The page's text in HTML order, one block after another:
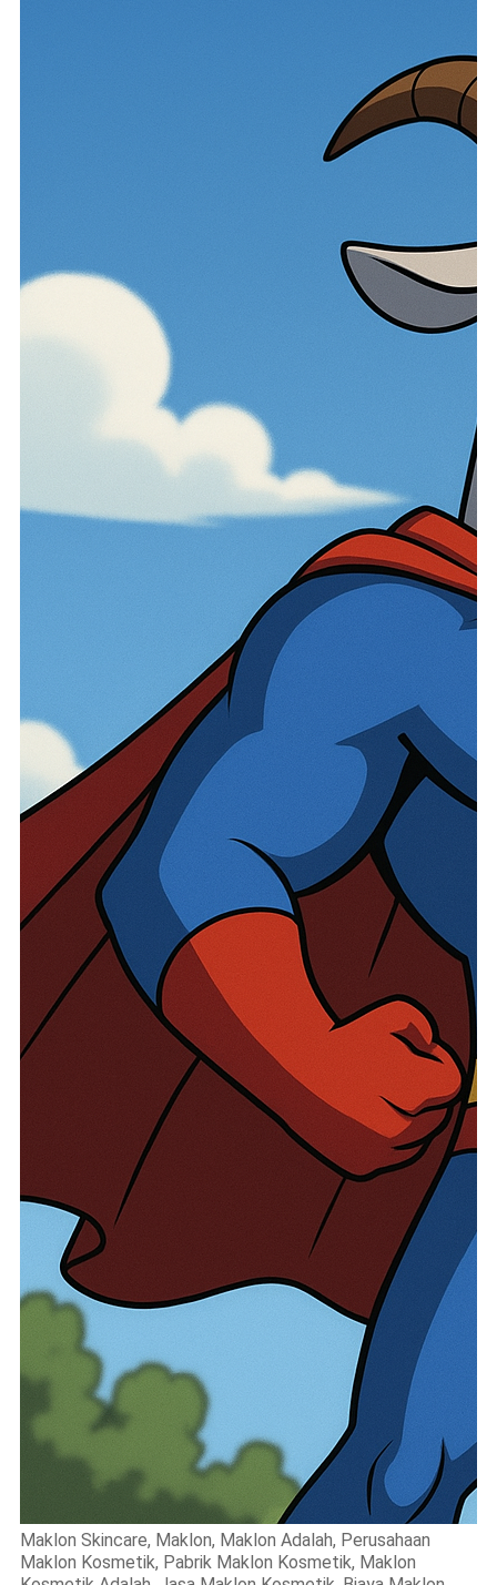
Maklon Skincare, Maklon, Maklon Adalah, Perusahaan
Maklon Kosmetik, Pabrik Maklon Kosmetik, Maklon